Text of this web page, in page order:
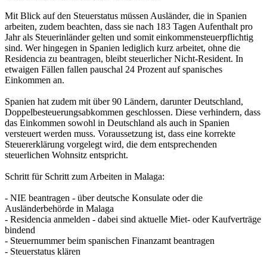
Mit Blick auf den Steuerstatus müssen Ausländer, die in Spanien
arbeiten, zudem beachten, dass sie nach 183 Tagen Aufenthalt pro
Jahr als Steuerinländer gelten und somit einkommensteuerpflichtig
sind. Wer hingegen in Spanien lediglich kurz arbeitet, ohne die
Residencia zu beantragen, bleibt steuerlicher Nicht-Resident. In
etwaigen Fällen fallen pauschal 24 Prozent auf spanisches
Einkommen an.
Spanien hat zudem mit über 90 Ländern, darunter Deutschland,
Doppelbesteuerungsabkommen geschlossen. Diese verhindern, dass
das Einkommen sowohl in Deutschland als auch in Spanien
versteuert werden muss. Voraussetzung ist, dass eine korrekte
Steuererklärung vorgelegt wird, die dem entsprechenden
steuerlichen Wohnsitz entspricht.
Schritt für Schritt zum Arbeiten in Malaga:
- NIE beantragen - über deutsche Konsulate oder die
Ausländerbehörde in Malaga
- Residencia anmelden - dabei sind aktuelle Miet- oder Kaufverträge
bindend
- Steuernummer beim spanischen Finanzamt beantragen
- Steuerstatus klären